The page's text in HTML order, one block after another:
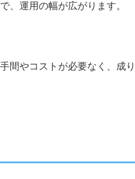
、運用の幅が広がります。
間やコストが必要なく、成り